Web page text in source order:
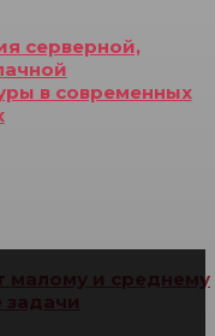
серверной,
в современных
малому и среднему